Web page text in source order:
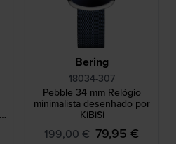
Bering
18034-307
Pebble 34 mm Relógio
minimalista desenhado por
KiBiSi
199,00 € 79,95 €